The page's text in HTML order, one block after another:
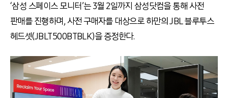
‘삼성 스페이스 모니터’는 3월 2일까지 삼성닷컴을 통해 사전
판매를 진행하며, 사전 구매자를 대상으로 하만의 JBL 블루투스
헤드셋(JBLT500BTBLK)을 증정한다.